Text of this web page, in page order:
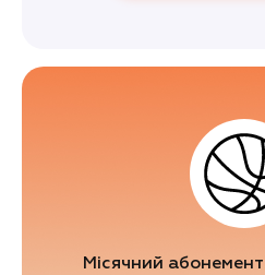
Місячний